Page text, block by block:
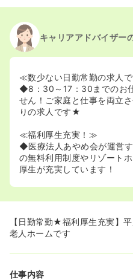
キャリアアドバイザー
≪数少ない日勤常勤の求人
◆8：30～17：30までのお
せん！ご家庭と仕事を両立
りの求人です★
≪福利厚生充実！≫
◆医療法人あやめ会が運営
の無料利用制度やリゾート
厚生が充実しています！
【日勤常勤★福利厚生充実】
老人ホームです
仕事内容